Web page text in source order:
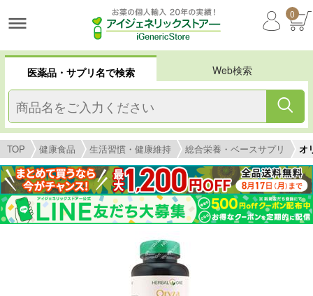
0
医薬品・サプリ名で検索 Web検索
TOP 健康食品 生活習慣・健康維持 総合栄養・ベースサプリ オ